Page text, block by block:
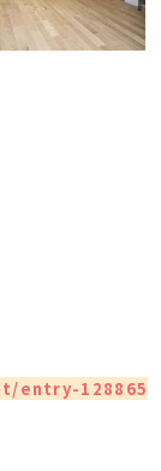
entry-128865